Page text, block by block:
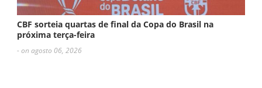
CBF sorteia quartas de final da Copa do Brasil na
próxima terça-feira
- on agosto 06, 2026